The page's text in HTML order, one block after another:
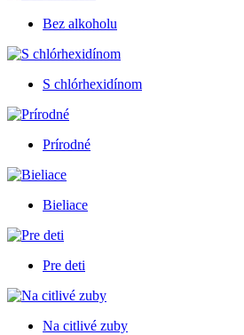
Bez alkoholu
S chlórhexidínom
Prírodné
Bieliace
Pre deti
Na citlivé zuby